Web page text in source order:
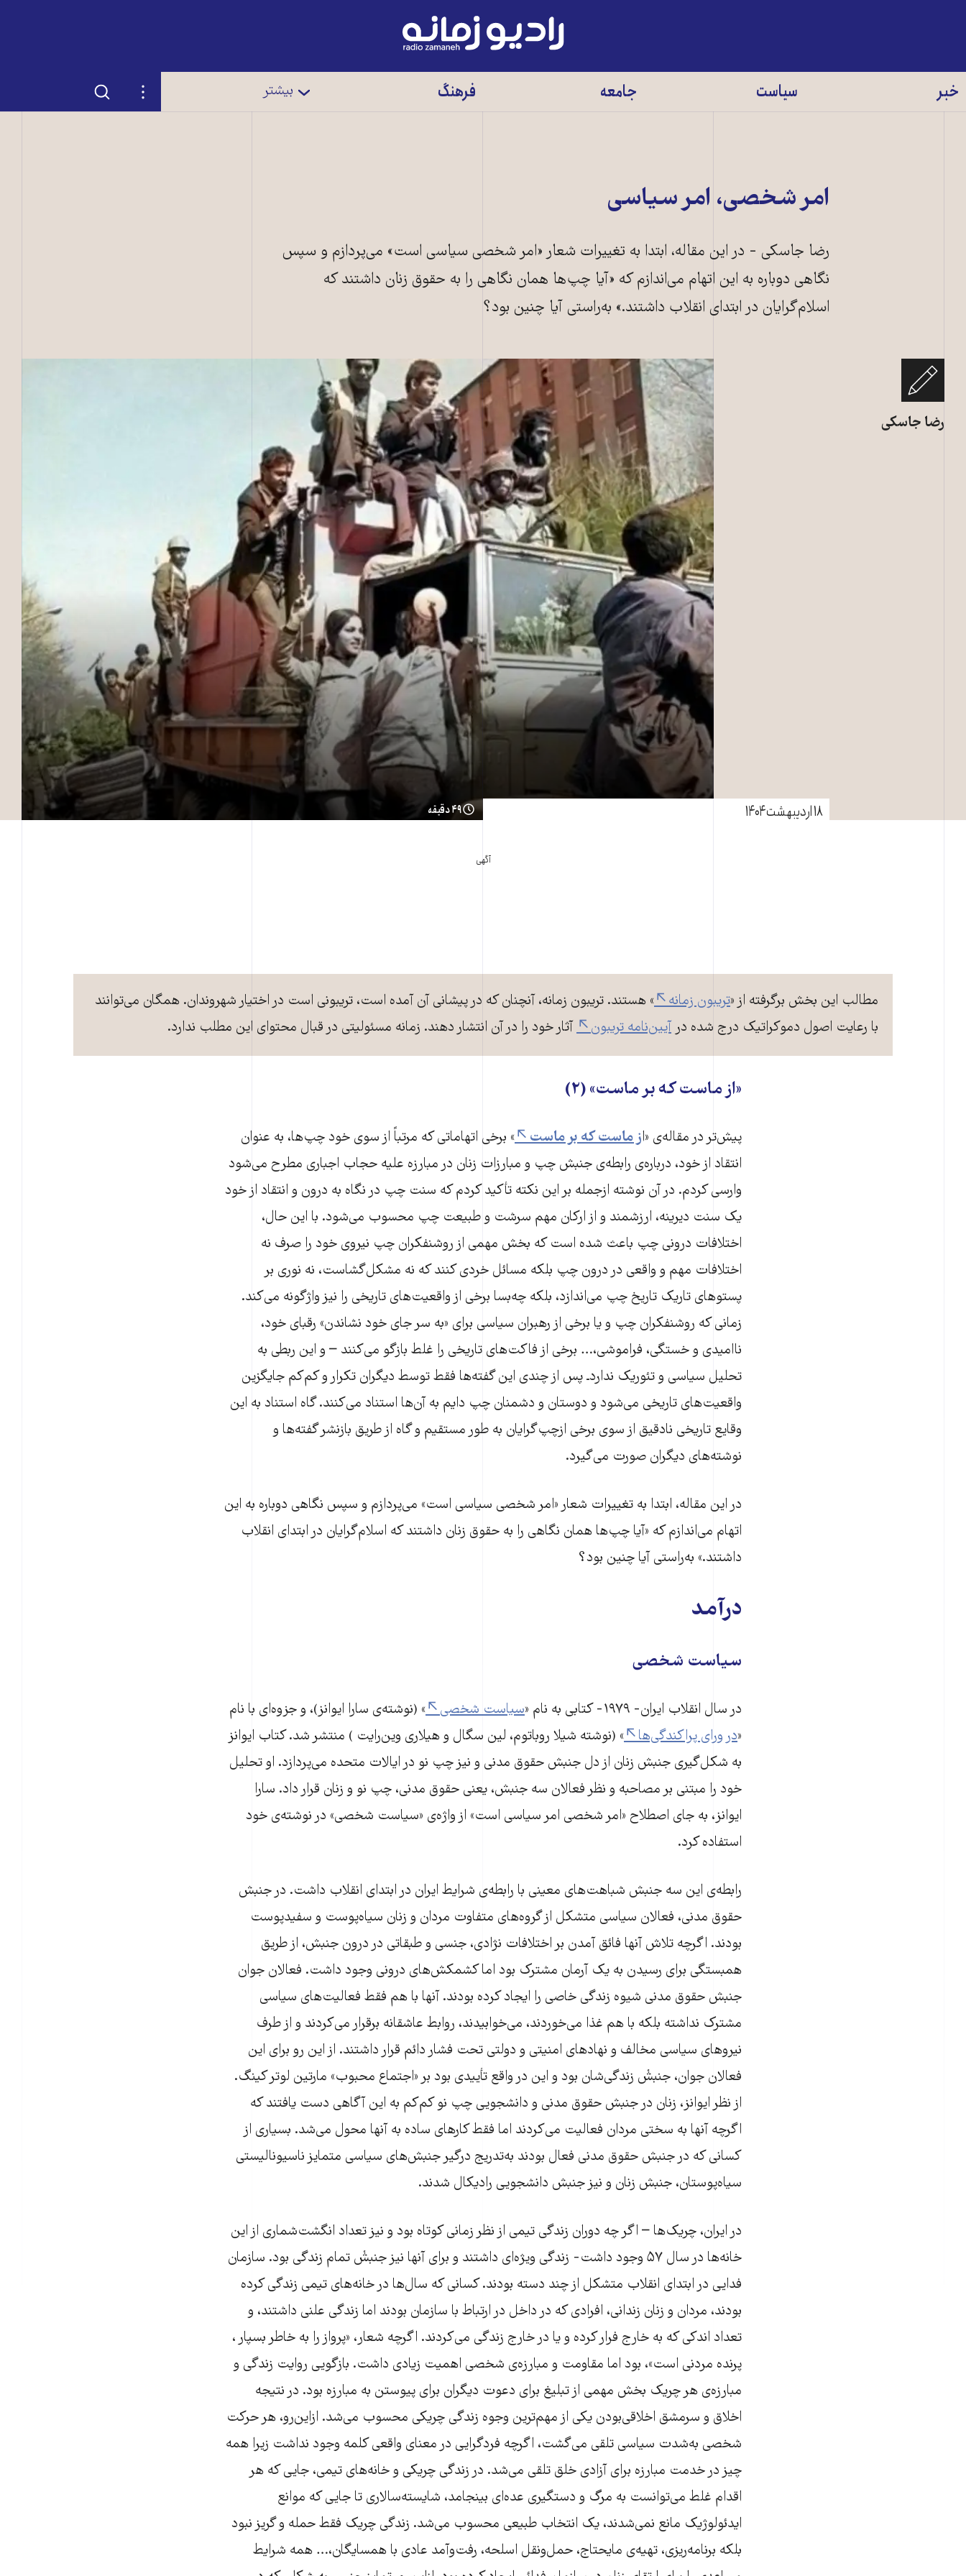
رادیو
زمانه
خبر سیاست جامعه فرهنگ بیشتر تنظیمات جستجو
امر شخصی، امر سیاسی
رضا جاسکی - در این مقاله، ابتدا به تغییرات شعار «امر شخصی سیاسی است» می‌پردازم و سپس
نگاهی دوباره به این اتهام می‌اندازم که «آیا چپ‌ها همان نگاهی را به حقوق زنان داشتند که
اسلام‌گرایان در ابتدای انقلاب داشتند.» به‌راستی آیا چنین بود؟
رضا جاسکی
۱۸ اردیبهشت ۱۴۰۴ ۴۹ دقیقه
آگهی
مطالب این بخش برگرفته از «تریبون زمانه
» هستند. تریبون زمانه، آنچنان که در پیشانی آن آمده است، تریبونی است در اختیار شهروندان. همگان می‌توانند
با رعایت اصول دموکراتیک درج شده در آیین‌نامه تریبون آثار خود را در آن انتشار دهند. زمانه مسئولیتی در قبال محتوای این مطلب ندارد.
«از ماست که بر ماست» (۲)
پیش‌تر در مقاله‌ی «از ماست که بر ماست
» برخی اتهاماتی که مرتباً از سوی خود چپ‌ها، به عنوان
انتقاد از خود، درباره‌ی رابطه‌ی جنبش چپ و مبارزات زنان در مبارزه علیه حجاب اجباری مطرح می‌شود
وارسی کردم. در آن نوشته ازجمله بر این نکته تأکید کردم که سنت چپ در نگاه به درون و انتقاد از خود
یک سنت دیرینه، ارزشمند و از ارکان مهم سرشت و طبیعت چپ محسوب می‌شود. با این حال،
اختلافات درونی چپ باعث شده است که بخش مهمی از روشنفکران چپ نیروی خود را صرف نه
اختلافات مهم و واقعی در درون چپ بلکه مسائل خردی کنند که نه مشکل‌گشاست، نه نوری بر
پستوهای تاریک تاریخ چپ می‌اندازد، بلکه چه‌بسا برخی از واقعیت‌های تاریخی را نیز واژگونه می‌کند.
زمانی که روشنفکران چپ و یا برخی از رهبران سیاسی برای «به سر جای خود نشاندن» رقبای خود،
ناامیدی و خستگی، فراموشی،… برخی از فاکت‌های تاریخی را غلط بازگو می‌کنند – و این ربطی به
تحلیل سیاسی و تئوریک نداردـ پس از چندی این گفته‌ها فقط توسط دیگران تکرار و کم‌کم جایگزین
واقعیت‌های تاریخی می‌شود و دوستان و دشمنان چپ دایم به آن‌ها استناد می‌کنند. گاه استناد به این
وقایع تاریخی نادقیق از سوی برخی ازچپ‌گرایان به طور مستقیم و گاه از طریق بازنشر گفته‌ها و
نوشته‌های دیگران صورت می‌گیرد.
در این مقاله، ابتدا به تغییرات شعار «امر شخصی سیاسی است» می‌پردازم و سپس نگاهی دوباره به این
اتهام می‌اندازم که «آیا چپ‌ها همان نگاهی را به حقوق زنان داشتند که اسلام‌گرایان در ابتدای انقلاب
داشتند.» به‌راستی آیا چنین بود؟
درآمد
سیاست شخصی
در سال انقلاب ایران- ۱۹۷۹- کتابی به نام « سیاست شخصی
» (نوشته‌ی سارا ایوانز)، و جزوه‌ای با نام
«در ورای پراکندگی‌ها
» (نوشته شیلا روباتوم، لین سگال و هیلاری وین‌رایت ) منتشر شد. کتاب ایوانز
به شکل‌گیری جنبش زنان از دل جنبش حقوق مدنی و نیز چپ نو در ایالات متحده می‌پردازد. او تحلیل
خود را مبتنی بر مصاحبه و نظر فعالان سه جنبش، یعنی حقوق مدنی، چپ‌ نو و زنان قرار داد. سارا
ایوانز، به جای اصطلاح «امر شخصی امر سیاسی است» از واژه‌ی «سیاست شخصی» در نوشته‌ی خود
استفاده کرد.
رابطه‌ی این سه جنبش شباهت‌های معینی با رابطه‌ی شرایط ایران در ابتدای انقلاب داشت. در جنبش
حقوق مدنی، فعالان سیاسی متشکل از گروه‌های متفاوت مردان و زنان سیاه‌پوست و سفید‌پوست
بودند. اگرچه تلاش آنها فائق آمدن بر اختلافات نژادی، جنسی و طبقاتی در درون جنبش، از طریق
همبستگی برای رسیدن به یک آرمان مشترک بود اما کشمکش‌های درونی وجود داشت. فعالان جوان
جنبش حقوق مدنی شیوه زندگی خاصی را ایجاد کرده بودند. آنها با هم فقط فعالیت‌های سیاسی
مشترک نداشته بلکه با هم غذا می‌خوردند، می‌خوابیدند، روابط عاشقانه برقرار می‌کردند و از طرف
نیروهای سیاسی مخالف و نهادهای امنیتی و دولتی تحت فشار دائم قرار داشتند. از این رو برای این
‌فعالان جوان، جنبشْ زندگی‌شان بود و این در واقع تأییدی بود بر «اجتماع محبوب» مارتین لوتر کینگ.
از نظر ایوانز، زنان در جنبش حقوق مدنی و دانشجویی چپ نو کم‌کم به این آگاهی دست یافتند که
اگرچه آنها به سختی مردان فعالیت می‌کردند اما فقط کارهای ساده به آنها محول می‌شد. بسیاری از
کسانی که در جنبش حقوق مدنی فعال بودند به‌تدریج درگیر جنبش‌های سیاسی متمایز ناسیونالیستی
سیاه‌پوستان، جنبش زنان و نیز جنبش دانشجویی رادیکال شدند.
در ایران، چریک‌ها – اگر چه دوران زندگی تیمی از نظر زمانی کوتاه بود و نیز تعداد انگشت‌شماری از این
خانه‌ها در سال ۵۷ وجود داشت- زندگی ویژه‌ای داشتند و برای آنها نیز جنبشْ‌ تمام زندگی بود. سازمان
فدایی در ابتدای انقلاب متشکل از چند دسته بودند. کسانی که سال‌ها در خانه‌های تیمی زندگی کرده
بودند، مردان و زنان زندانی، افرادی که در داخل در ارتباط با سازمان بودند اما زندگی علنی داشتند، و
تعداد اندکی که به خارج فرار کرده و یا در خارج زندگی می‌کردند. اگرچه شعار، «پرواز را به خاطر بسپار ،
پرنده مردنی است»، بود اما مقاومت و مبارزه‌ی شخصی اهمیت زیادی داشت. بازگویی روایت زندگی و
مبارزه‌ی هر چریک بخش مهمی از تبلیغ برای دعوت دیگران برای پیوستن به مبارزه بود. در نتیجه
اخلاق و سرمشق اخلاقی‌بودن یکی از مهم‌ترین وجوه زندگی چریکی محسوب می‌شد. از‌این‌رو، هر حرکت
شخصی به‌شدت سیاسی تلقی می‌گشت، اگرچه فردگرایی در معنای واقعی کلمه وجود نداشت زیرا همه
چیز در خدمت مبارزه برای آزادی خلق تلقی می‌شد. در زندگی چریکی و خانه‌های تیمی، جایی که هر
اقدام غلط می‌توانست به مرگ و دستگیری عده‌ای بینجامد، شایسته‌سالاری تا جایی که موانع
ایدئولوژیک مانع نمی‌شدند، یک انتخاب طبیعی محسوب می‌شد. زندگی چریک فقط حمله و گریز نبود
بلکه برنامه‌ریزی، تهیه‌ی مایحتاج، حمل‌و‌نقل اسلحه، رفت‌و‌آمد عادی با همسایگان،… همه شرایط